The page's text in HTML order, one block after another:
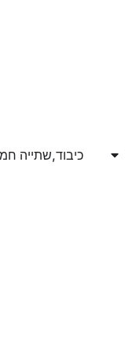
כיבוד,שתייה